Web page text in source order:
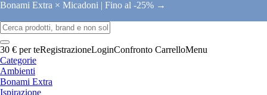
Bonami Extra × Micadoni | Fino al -25% →
30 € per teRegistrazioneLoginConfronto CarrelloMenu
Categorie
Ambienti
Bonami Extra
Ispirazione